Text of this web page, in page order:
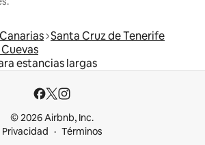
Canarias Santa Cruz de Tenerife
estancias largas
© 2026 Airbnb, Inc.
Privacidad
Términos